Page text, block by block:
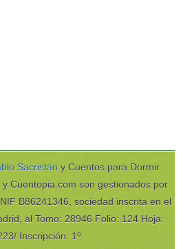
Sacristán y Cuentos para Dormir
Cuentopia.com son gestionados por
B86241346, sociedad inscrita en el
al Tomo: 28946 Folio: 124 Hoja:
Inscripción: 1º